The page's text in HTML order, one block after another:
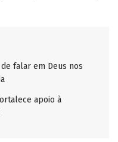
falar em Deus nos
apoio à